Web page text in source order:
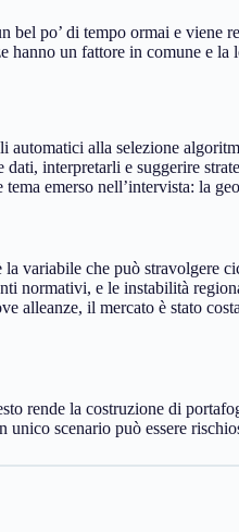
po’ di tempo ormai e viene
hanno un fattore in comune e
automatici alla selezione
interpretarli e suggerire
emerso nell’intervista: la
variabile che può stravolgere
normativi, e le instabilità
alleanze, il mercato è stato
rende la costruzione di
unico scenario può essere